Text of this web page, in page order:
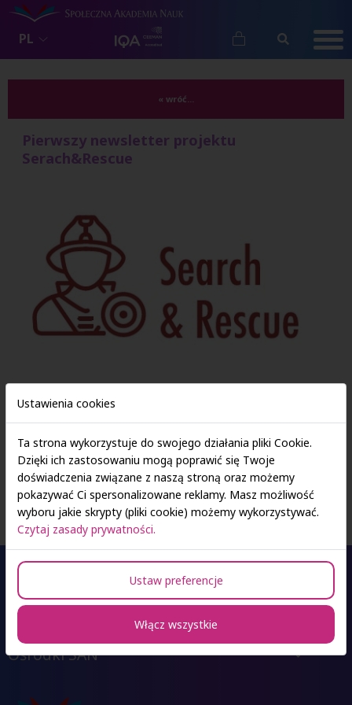
PL
« wróć...
Pierwszy newsletter projektu
Serach&Rescue
Pierwszy newsletter projektu Serach&Rescue jest już dostępny!
Zachęcamy do zapoznania się z nim oraz śledzenia projektu.
https://search-and-rescue.eu/the-1st-newsletter-of-the-sr-
project/
Oferta studiów
Ośrodki SAN
Ustawienia cookies
Ta strona wykorzystuje do swojego działania pliki Cookie.
Dzięki ich zastosowaniu mogą poprawić się Twoje
doświadczenia związane z naszą stroną oraz możemy
pokazywać Ci spersonalizowane reklamy. Masz możliwość
wyboru jakie skrypty (pliki cookie) możemy wykorzystywać.
Czytaj zasady prywatności.
Ustaw preferencje
Włącz wszystkie